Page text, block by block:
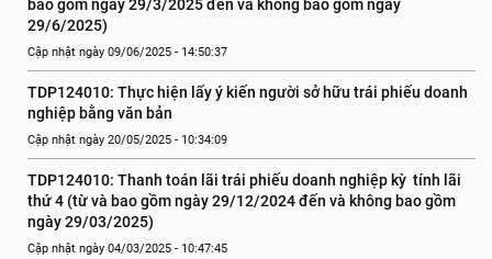
bao gồm ngày 29/3/2025 đến và không bao gồm ngày
29/6/2025)
Cập nhật ngày 09/06/2025 - 14:50:37
TDP124010: Thực hiện lấy ý kiến người sở hữu trái phiếu doanh
nghiệp bằng văn bản
Cập nhật ngày 20/05/2025 - 10:34:09
TDP124010: Thanh toán lãi trái phiếu doanh nghiệp kỳ  tính lãi
thứ 4 (từ và bao gồm ngày 29/12/2024 đến và không bao gồm
ngày 29/03/2025)
Cập nhật ngày 04/03/2025 - 10:47:45